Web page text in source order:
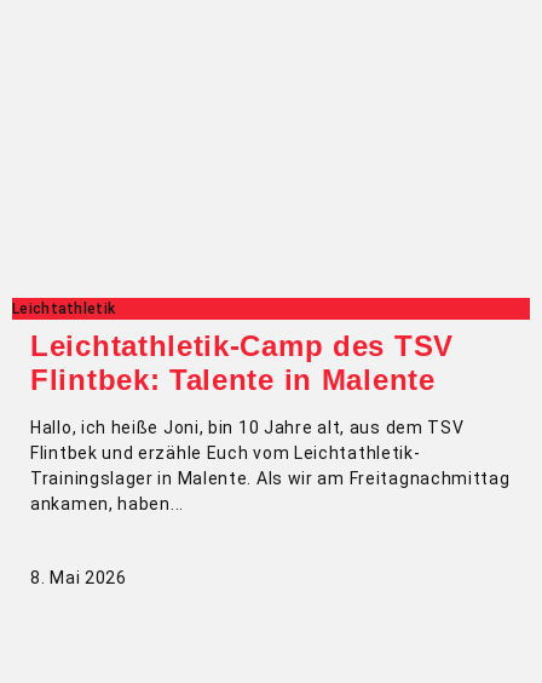
Leichtathletik
Leichtathletik-Camp des TSV
Flintbek: Talente in Malente
Hallo, ich heiße Joni, bin 10 Jahre alt, aus dem TSV
Flintbek und erzähle Euch vom Leichtathletik-
Trainingslager in Malente. Als wir am Freitagnachmittag
ankamen, haben
8. Mai 2026